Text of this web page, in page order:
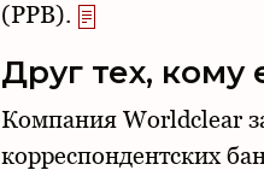
(PPB).
Друг тех, кому
Компания Worldclear
корреспондентских